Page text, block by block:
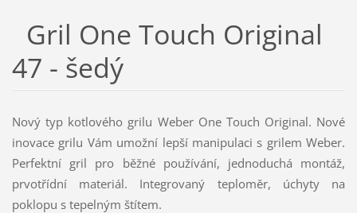
Gril One Touch Original
47 - šedý
Nový typ kotlového grilu Weber One Touch Original. Nové
inovace grilu Vám umožní lepší manipulaci s grilem Weber.
Perfektní gril pro běžné používání, jednoduchá montáž,
prvotřídní materiál. Integrovaný teploměr, úchyty na
poklopu s tepelným štítem.